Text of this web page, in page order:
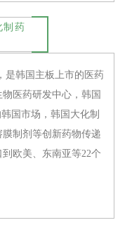
制药
是韩国主板上市的医药
医药研发中心，韩国
国市场，韩国大化制
制剂等创新药物传递
欧美、东南亚等22个